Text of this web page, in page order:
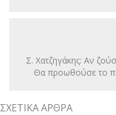
Σ. Χατζηγάκης: Αν
Θα προωθούσε το
ΣΧΕΤΙΚΆ ΆΡΘΡΑ